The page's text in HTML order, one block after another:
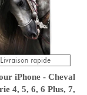
iPhone - Cheval
4, 5, 6, 6 Plus, 7,